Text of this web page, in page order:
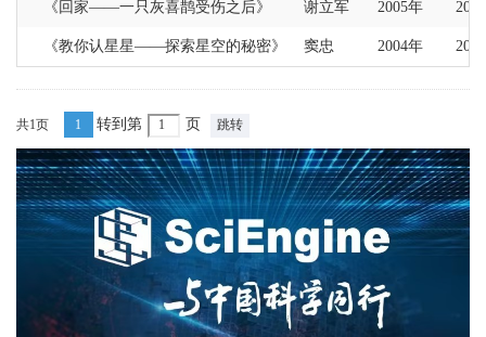
《回家——一只灰喜鹊受伤之后》 谢立军 2005年
《教你认星星——探索星空的秘密》 窦忠 2004年
共1页 1 转到第 页